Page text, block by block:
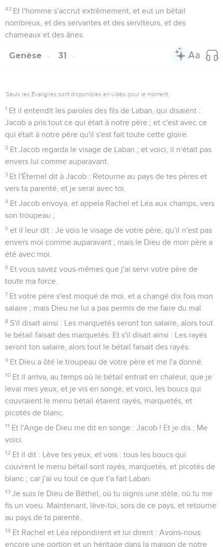
43 Et l'homme s'accrut extrêmement, et eut un bétail
nombreux, et des servantes et des serviteurs, et des
chameaux et des ânes.
Genèse 31
Seuls les Évangiles sont disponibles en vidéo pour le moment.
1 Et il entendit les paroles des fils de Laban, qui disaient :
Jacob a pris tout ce qui était à notre père ; et c'est avec ce
qui était à notre père qu'il s'est fait toute cette gloire.
2 Et Jacob regarda le visage de Laban ; et voici, il n'était pas
envers lui comme auparavant.
3 Et l'Éternel dit à Jacob : Retourne au pays de tes pères et
vers ta parenté, et je serai avec toi.
4 Et Jacob envoya, et appela Rachel et Léa aux champs, vers
son troupeau ;
5 et il leur dit : Je vois le visage de votre père, qu'il n'est pas
envers moi comme auparavant ; mais le Dieu de mon père a
été avec moi.
6 Et vous savez vous-mêmes que j'ai servi votre père de
toute ma force.
7 Et votre père s'est moqué de moi, et a changé dix fois mon
salaire ; mais Dieu ne lui a pas permis de me faire du mal.
8 S'il disait ainsi : Les marquetés seront ton salaire, alors tout
le bétail faisait des marquetés. Et s'il disait ainsi : Les rayés
seront ton salaire, alors tout le bétail faisait des rayés.
9 Et Dieu a ôté le troupeau de votre père et me l'a donné.
10 Et il arriva, au temps où le bétail entrait en chaleur, que je
levai mes yeux, et je vis en songe, et voici, les boucs qui
couvraient le menu bétail étaient rayés, marquetés, et
picotés de blanc.
11 Et l'Ange de Dieu me dit en songe : Jacob ! Et je dis : Me
voici.
12 Et il dit : Lève tes yeux, et vois : tous les boucs qui
couvrent le menu bétail sont rayés, marquetés, et picotés de
blanc ; car j'ai vu tout ce que t'a fait Laban.
13 Je suis le Dieu de Béthel, où tu oignis une stèle, où tu me
fis un voeu. Maintenant, lève-toi, sors de ce pays, et retourne
au pays de ta parenté.
14 Et Rachel et Léa répondirent et lui dirent : Avons-nous
encore une portion et un héritage dans la maison de notre